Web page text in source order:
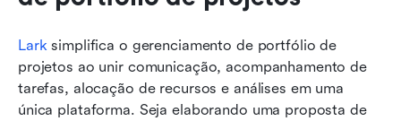
Lark simplifica o gerenciamento de portfólio de
projetos ao unir comunicação, acompanhamento de
tarefas, alocação de recursos e análises em uma
única plataforma. Seja elaborando uma proposta de